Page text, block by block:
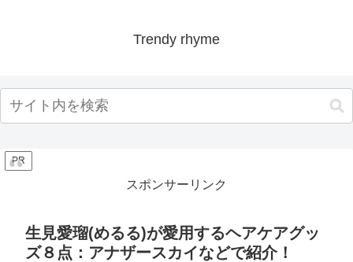
Trendy rhyme
PR
スポンサーリンク
生見愛瑠(めるる)が愛用するヘアケアグッ
ズ８点：アナザースカイなどで紹介！